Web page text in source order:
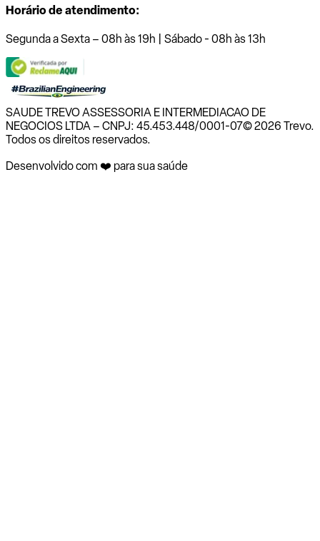
Horário de atendimento:
Segunda a Sexta – 08h às 19h | Sábado - 08h às 13h
SAUDE TREVO ASSESSORIA E INTERMEDIACAO DE
NEGOCIOS LTDA – CNPJ: 45.453.448/0001-07© 2026 Trevo.
Todos os direitos reservados.
Desenvolvido com ❤️ para sua saúde